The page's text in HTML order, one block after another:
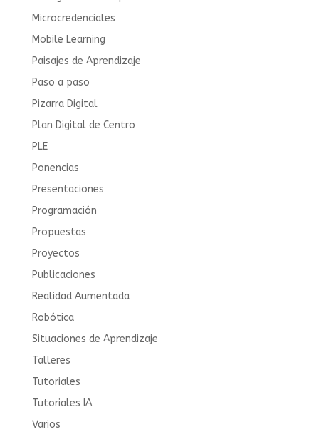
Microcredenciales
Mobile Learning
Paisajes de Aprendizaje
Paso a paso
Pizarra Digital
Plan Digital de Centro
PLE
Ponencias
Presentaciones
Programación
Propuestas
Proyectos
Publicaciones
Realidad Aumentada
Robótica
Situaciones de Aprendizaje
Talleres
Tutoriales
Tutoriales IA
Varios